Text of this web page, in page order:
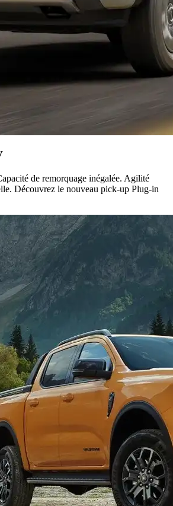
de remorquage inégalée. Agilité
Découvrez le nouveau pick-up Plug-in